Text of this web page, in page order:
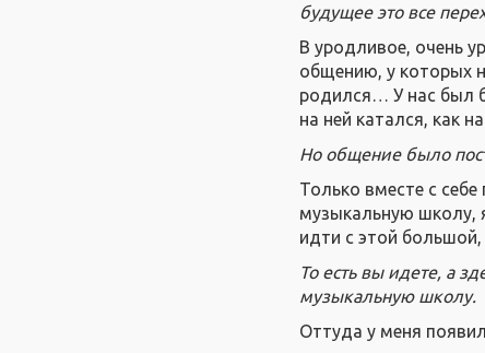
будущее это все
В уродливое, очень
общению, у которых
родился… У нас был
на ней катался, как
Но общение было
Только вместе с
музыкальную школу,
идти с этой
То есть вы идете, а
музыкальную школу.
Оттуда у меня